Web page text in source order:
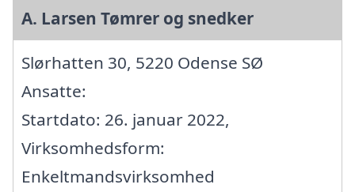
A. Larsen Tømrer og snedker
Slørhatten 30, 5220 Odense SØ
Ansatte:
Startdato: 26. januar 2022,
Virksomhedsform:
Enkeltmandsvirksomhed